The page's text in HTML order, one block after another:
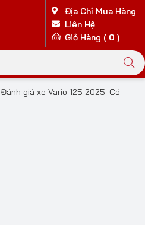
Địa Chỉ Mua Hàng
Liên Hệ
Giỏ Hàng ( 0 )
Đánh giá xe Vario 125 2025: Có